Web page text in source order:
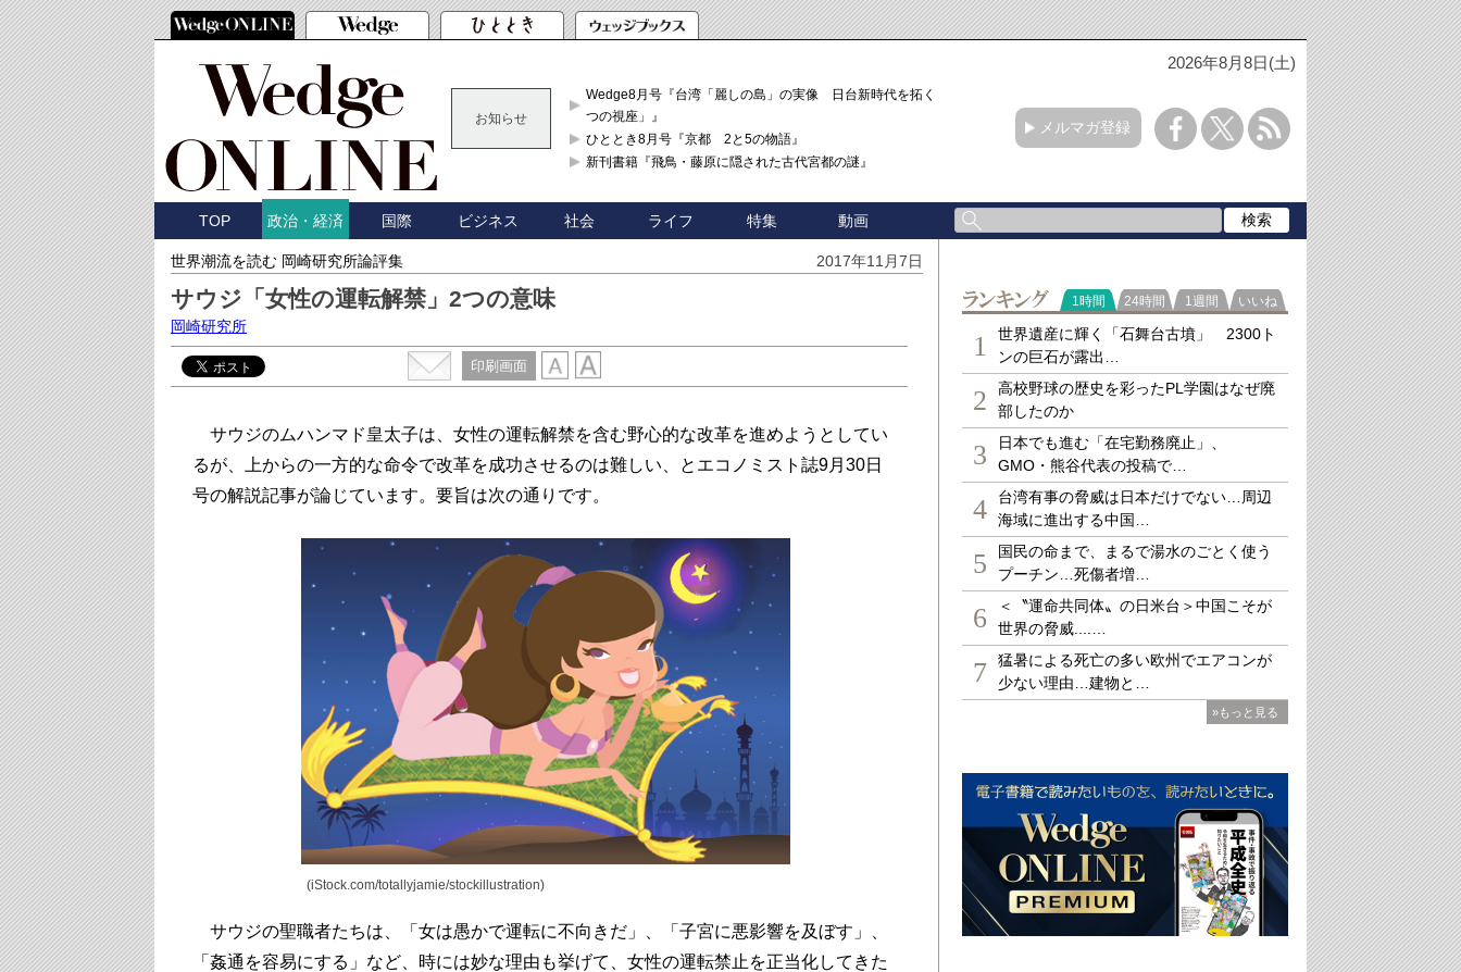
2026年8月8日(土)
お知らせ
Wedge8月号『台湾「麗しの島」の実像 日台新時代を拓く「3
つの視座」』
ひととき8月号『京都 2と5の物語』
新刊書籍『飛鳥・藤原に隠された古代宮都の謎』
メルマガ登録
TOP 政治・経済 国際 ビジネス 社会 ライフ 特集 動画
世界潮流を読む 岡崎研究所論評集 2017年11月7日
サウジ「女性の運転解禁」2つの意味
岡崎研究所
印刷画面
サウジのムハンマド皇太子は、女性の運転解禁を含む野心的な改革を進めようとしてい
るが、上からの一方的な命令で改革を成功させるのは難しい、とエコノミスト誌9月30日
号の解説記事が論じています。要旨は次の通りです。
(iStock.com/totallyjamie/stockillustration)
サウジの聖職者たちは、「女は愚かで運転に不向きだ」、「子宮に悪影響を及ぼす」、
「姦通を容易にする」など、時には妙な理由も挙げて、女性の運転禁止を正当化してきた
ランキング
1時間 24時間 1週間 いいね
1
世界遺産に輝く「石舞台古墳」 2300ト
ンの巨石が露出…
2
高校野球の歴史を彩ったPL学園はなぜ廃
部したのか
3
日本でも進む「在宅勤務廃止」、
GMO・熊谷代表の投稿で…
4
台湾有事の脅威は日本だけでない…周辺
海域に進出する中国…
5
国民の命まで、まるで湯水のごとく使う
プーチン…死傷者増…
6
＜〝運命共同体〟の日米台＞中国こそが
世界の脅威....…
7
猛暑による死亡の多い欧州でエアコンが
少ない理由…建物と…
»もっと見る